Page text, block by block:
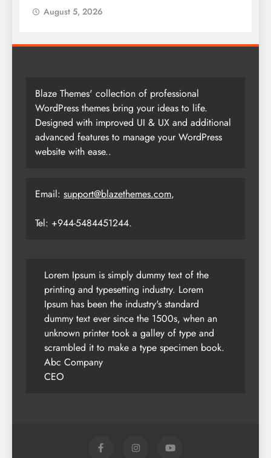
August 5, 2026
Blaze Themes' collection of professional
WordPress themes bring your ideas to life.
Designed with improved UI & UX and additional
advanced features to manage your WordPress
website with ease..
Email: support@blazethemes.com,
Tel: +944-5484451244.
Lorem Ipsum is simply dummy text of the
printing and typesetting industry. Lorem
Ipsum has been the industry's standard
dummy text ever since the 1500s, when an
unknown printer took a galley of type and
scrambled it to make a type specimen book.
Abc Company
CEO